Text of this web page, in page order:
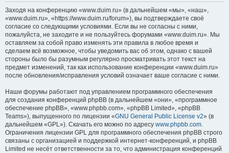
Заходя на конференцию «www.duim.ru» (в дальнейшем «мы», «наш»,
«www.duim.ru», «https://www.duim.ru/forum»), вы подтверждаете своё
согласие со следующими условиями. Если вы не согласны с ними,
пожалуйста, не заходите и не пользуйтесь форумами «www.duim.ru». Мы
оставляем за собой право изменять эти правила в любое время и
сделаем всё возможное, чтобы уведомить вас об этом, однако с вашей
стороны было бы разумным регулярно просматривать этот текст на
предмет изменений, так как использование конференции «www.duim.ru»
после обновления/исправления условий означает ваше согласие с ними.
Наши форумы работают под управлением программного обеспечения
для создания конференций phpBB (в дальнейшем «они», «программное
обеспечение phpBB», «www.phpbb.com», «phpBB Limited», «phpBB
Teams»), выпущенного по лицензии «GNU General Public License v2» (в
дальнейшем «GPL»). Скачать его можно по адресу www.phpbb.com.
Ограничения лицензии GPL для программного обеспечения phpBB строго
связаны с организацией и поддержкой интернет-конференций, и phpBB
Limited не несёт ответственности за то, что администрация конференций